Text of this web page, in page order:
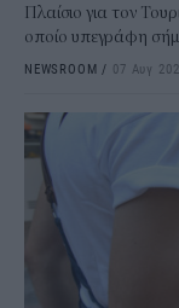
Πλαίσιο για τον
οποίο υπεγράφη
NEWSROOM / 07 Αυγ